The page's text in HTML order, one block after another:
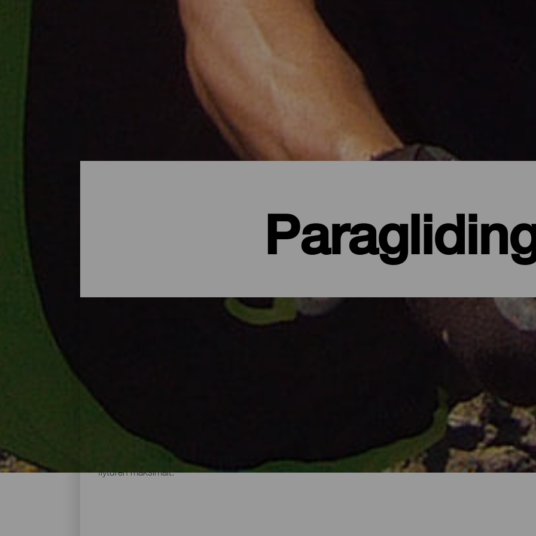
Å se øyene i fugleperspektiv er en av de beste opplevelsene man kan ha på Kanariøyene. Det vulkanske
panorama fullt av kontraster som fremstår enda tydeligere sett fra oven. Derfor kommer det ikke som noen
et stort utvalg steder hvor man kan praktisere paragliding. På alle de 7 øyene finner du et stort utvalg
perfekte steder for takeoff. I tillegg finner du milde temperaturer året rundt og passatvindene som gir en
flyturen maksimalt.